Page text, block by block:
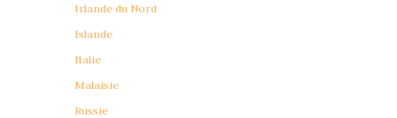
Irlande du Nord
Islande
Italie
Malaisie
Russie